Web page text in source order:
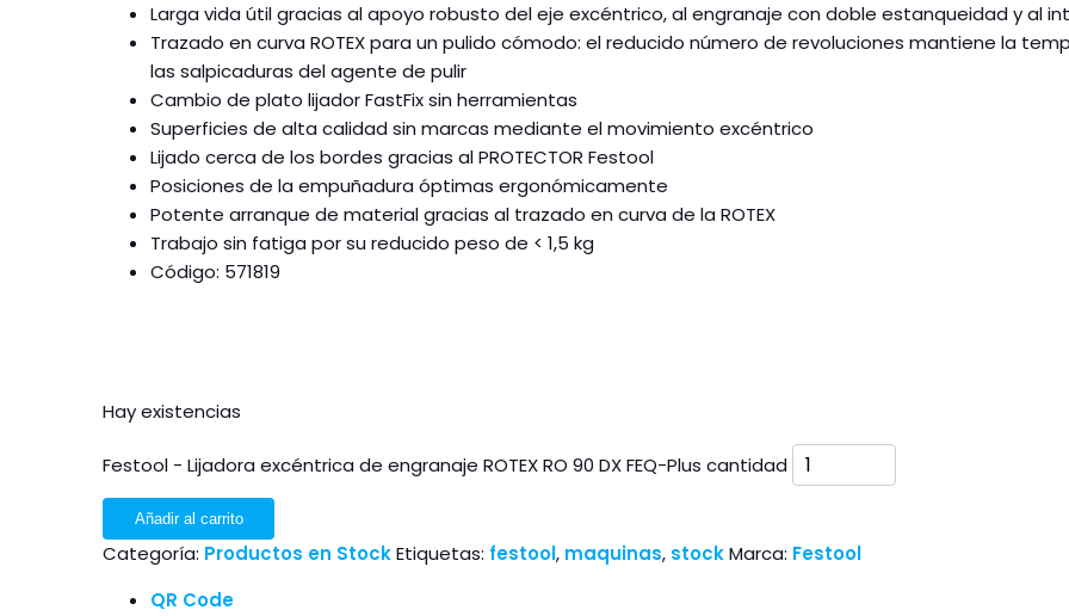
Larga vida útil gracias al apoyo robusto del eje excéntrico, al engranaje con doble estanqueidad y al
Trazado en curva ROTEX para un pulido cómodo: el reducido número de revoluciones mantiene la
las salpicaduras del agente de pulir
Cambio de plato lijador FastFix sin herramientas
Superficies de alta calidad sin marcas mediante el movimiento excéntrico
Lijado cerca de los bordes gracias al PROTECTOR Festool
Posiciones de la empuñadura óptimas ergonómicamente
Potente arranque de material gracias al trazado en curva de la ROTEX
Trabajo sin fatiga por su reducido peso de < 1,5 kg
Código: 571819
Hay existencias
Festool - Lijadora excéntrica de engranaje ROTEX RO 90 DX FEQ-Plus cantidad
Añadir al carrito
Categoría: Productos en StockEtiquetas: festool, maquinas, stockMarca: Festool
QR Code